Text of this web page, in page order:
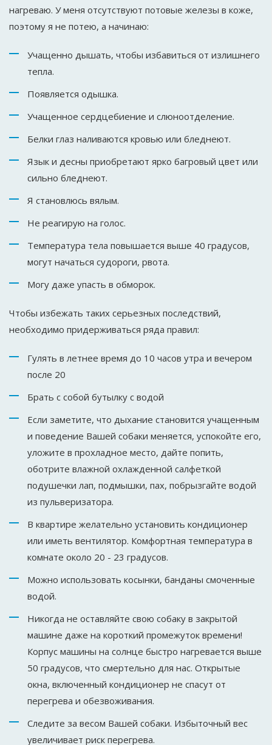
нагреваю. У меня отсутствуют потовые железы в коже,
поэтому я не потею, а начинаю:
Учащенно дышать, чтобы избавиться от излишнего
тепла.
Появляется одышка.
Учащенное сердцебиение и слюноотделение.
Белки глаз наливаются кровью или бледнеют.
Язык и десны приобретают ярко багровый цвет или
сильно бледнеют.
Я становлюсь вялым.
Не реагирую на голос.
Температура тела повышается выше 40 градусов,
могут начаться судороги, рвота.
Могу даже упасть в обморок.
Чтобы избежать таких серьезных последствий,
необходимо придерживаться ряда правил:
Гулять в летнее время до 10 часов утра и вечером
после 20
Брать с собой бутылку с водой
Если заметите, что дыхание становится учащенным
и поведение Вашей собаки меняется, успокойте его,
уложите в прохладное место, дайте попить,
оботрите влажной охлажденной салфеткой
подушечки лап, подмышки, пах, побрызгайте водой
из пульверизатора.
В квартире желательно установить кондиционер
или иметь вентилятор. Комфортная температура в
комнате около 20 - 23 градусов.
Можно использовать косынки, банданы смоченные
водой.
Никогда не оставляйте свою собаку в закрытой
машине даже на короткий промежуток времени!
Корпус машины на солнце быстро нагревается выше
50 градусов, что смертельно для нас. Открытые
окна, включенный кондиционер не спасут от
перегрева и обезвоживания.
Следите за весом Вашей собаки. Избыточный вес
увеличивает риск перегрева.